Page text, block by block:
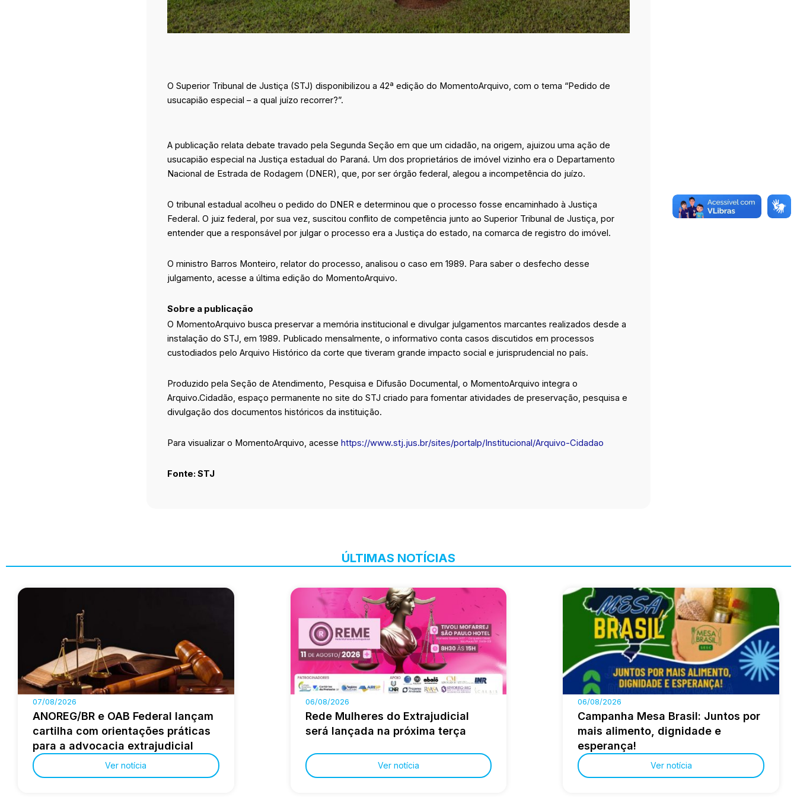
O Superior Tribunal de Justiça (STJ) disponibilizou a 42ª edição do MomentoArquivo, com o tema “Pedido de
usucapião especial – a qual juízo recorrer?”.
A publicação relata debate travado pela Segunda Seção em que um cidadão, na origem, ajuizou uma ação de
usucapião especial na Justiça estadual do Paraná. Um dos proprietários de imóvel vizinho era o Departamento
Nacional de Estrada de Rodagem (DNER), que, por ser órgão federal, alegou a incompetência do juízo.
O tribunal estadual acolheu o pedido do DNER e determinou que o processo fosse encaminhado à Justiça
Federal. O juiz federal, por sua vez, suscitou conflito de competência junto ao Superior Tribunal de Justiça, por
entender que a responsável por julgar o processo era a Justiça do estado, na comarca de registro do imóvel.
O ministro Barros Monteiro, relator do processo, analisou o caso em 1989. Para saber o desfecho desse
julgamento, acesse a última edição do MomentoArquivo.
Sobre a publicação
O MomentoArquivo busca preservar a memória institucional e divulgar julgamentos marcantes realizados desde a
instalação do STJ, em 1989. Publicado mensalmente, o informativo conta casos discutidos em processos
custodiados pelo Arquivo Histórico da corte que tiveram grande impacto social e jurisprudencial no país.
Produzido pela Seção de Atendimento, Pesquisa e Difusão Documental, o MomentoArquivo integra o
Arquivo.Cidadão, espaço permanente no site do STJ criado para fomentar atividades de preservação, pesquisa e
divulgação dos documentos históricos da instituição.
Para visualizar o MomentoArquivo, acesse https://www.stj.jus.br/sites/portalp/Institucional/Arquivo-Cidadao
Fonte: STJ
ÚLTIMAS NOTÍCIAS
07/08/2026
ANOREG/BR e OAB Federal lançam
cartilha com orientações práticas
para a advocacia extrajudicial
Ver notícia
06/08/2026
Rede Mulheres do Extrajudicial
será lançada na próxima terça
Ver notícia
06/08/2026
Campanha Mesa Brasil: Juntos por
mais alimento, dignidade e
esperança!
Ver notícia